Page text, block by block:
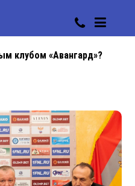
клубом «Авангард»?